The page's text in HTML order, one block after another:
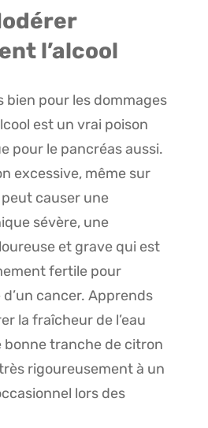
l’alcool
bien pour les dommages
est un vrai poison
pour le pancréas aussi.
excessive, même sur
causer une
sévère, une
et grave qui est
fertile pour
cancer. Apprends
la fraîcheur de l’eau
bonne tranche de citron
rigoureusement à un
lors des